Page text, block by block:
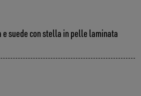
e suede con stella in pelle laminata